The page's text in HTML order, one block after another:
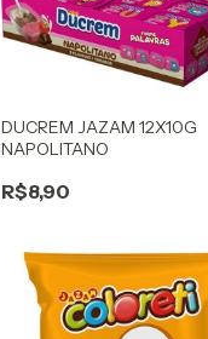
DUCREM JAZAM 12X10G
NAPOLITANO
R$8,90